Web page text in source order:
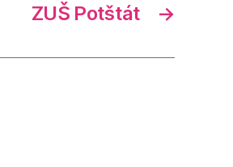
→
ZUŠ Potštát